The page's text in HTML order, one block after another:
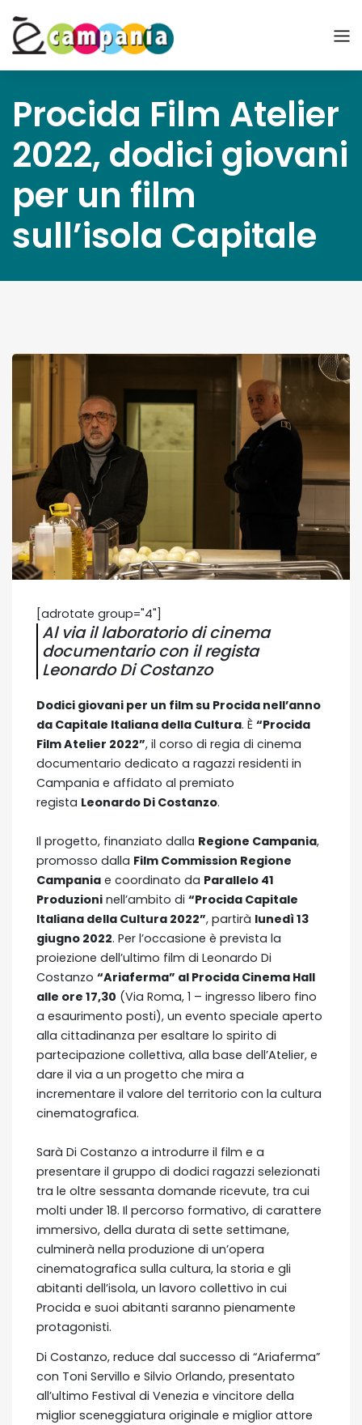
Procida Film Atelier
2022, dodici giovani
per un film
sull’isola Capitale
[adrotate group="4"]
Al via il laboratorio di cinema
documentario con il regista
Leonardo Di Costanzo
Dodici giovani per un film su Procida nell’anno
da Capitale Italiana della Cultura. È “Procida
Film Atelier 2022”, il corso di regia di cinema
documentario dedicato a ragazzi residenti in
Campania e affidato al premiato
regista Leonardo Di Costanzo.
Il progetto, finanziato dalla Regione Campania,
promosso dalla Film Commission Regione
Campania e coordinato da Parallelo 41
Produzioni nell’ambito di “Procida Capitale
Italiana della Cultura 2022”, partirà lunedì 13
giugno 2022. Per l’occasione è prevista la
proiezione dell’ultimo film di Leonardo Di
Costanzo “Ariaferma” al Procida Cinema Hall
alle ore 17,30 (Via Roma, 1 – ingresso libero fino
a esaurimento posti), un evento speciale aperto
alla cittadinanza per esaltare lo spirito di
partecipazione collettiva, alla base dell’Atelier, e
dare il via a un progetto che mira a
incrementare il valore del territorio con la cultura
cinematografica.
Sarà Di Costanzo a introdurre il film e a
presentare il gruppo di dodici ragazzi selezionati
tra le oltre sessanta domande ricevute, tra cui
molti under 18. Il percorso formativo, di carattere
immersivo, della durata di sette settimane,
culminerà nella produzione di un’opera
cinematografica sulla cultura, la storia e gli
abitanti dell’isola, un lavoro collettivo in cui
Procida e suoi abitanti saranno pienamente
protagonisti.
Di Costanzo, reduce dal successo di “Ariaferma”
con Toni Servillo e Silvio Orlando, presentato
all’ultimo Festival di Venezia e vincitore della
miglior sceneggiatura originale e miglior attore